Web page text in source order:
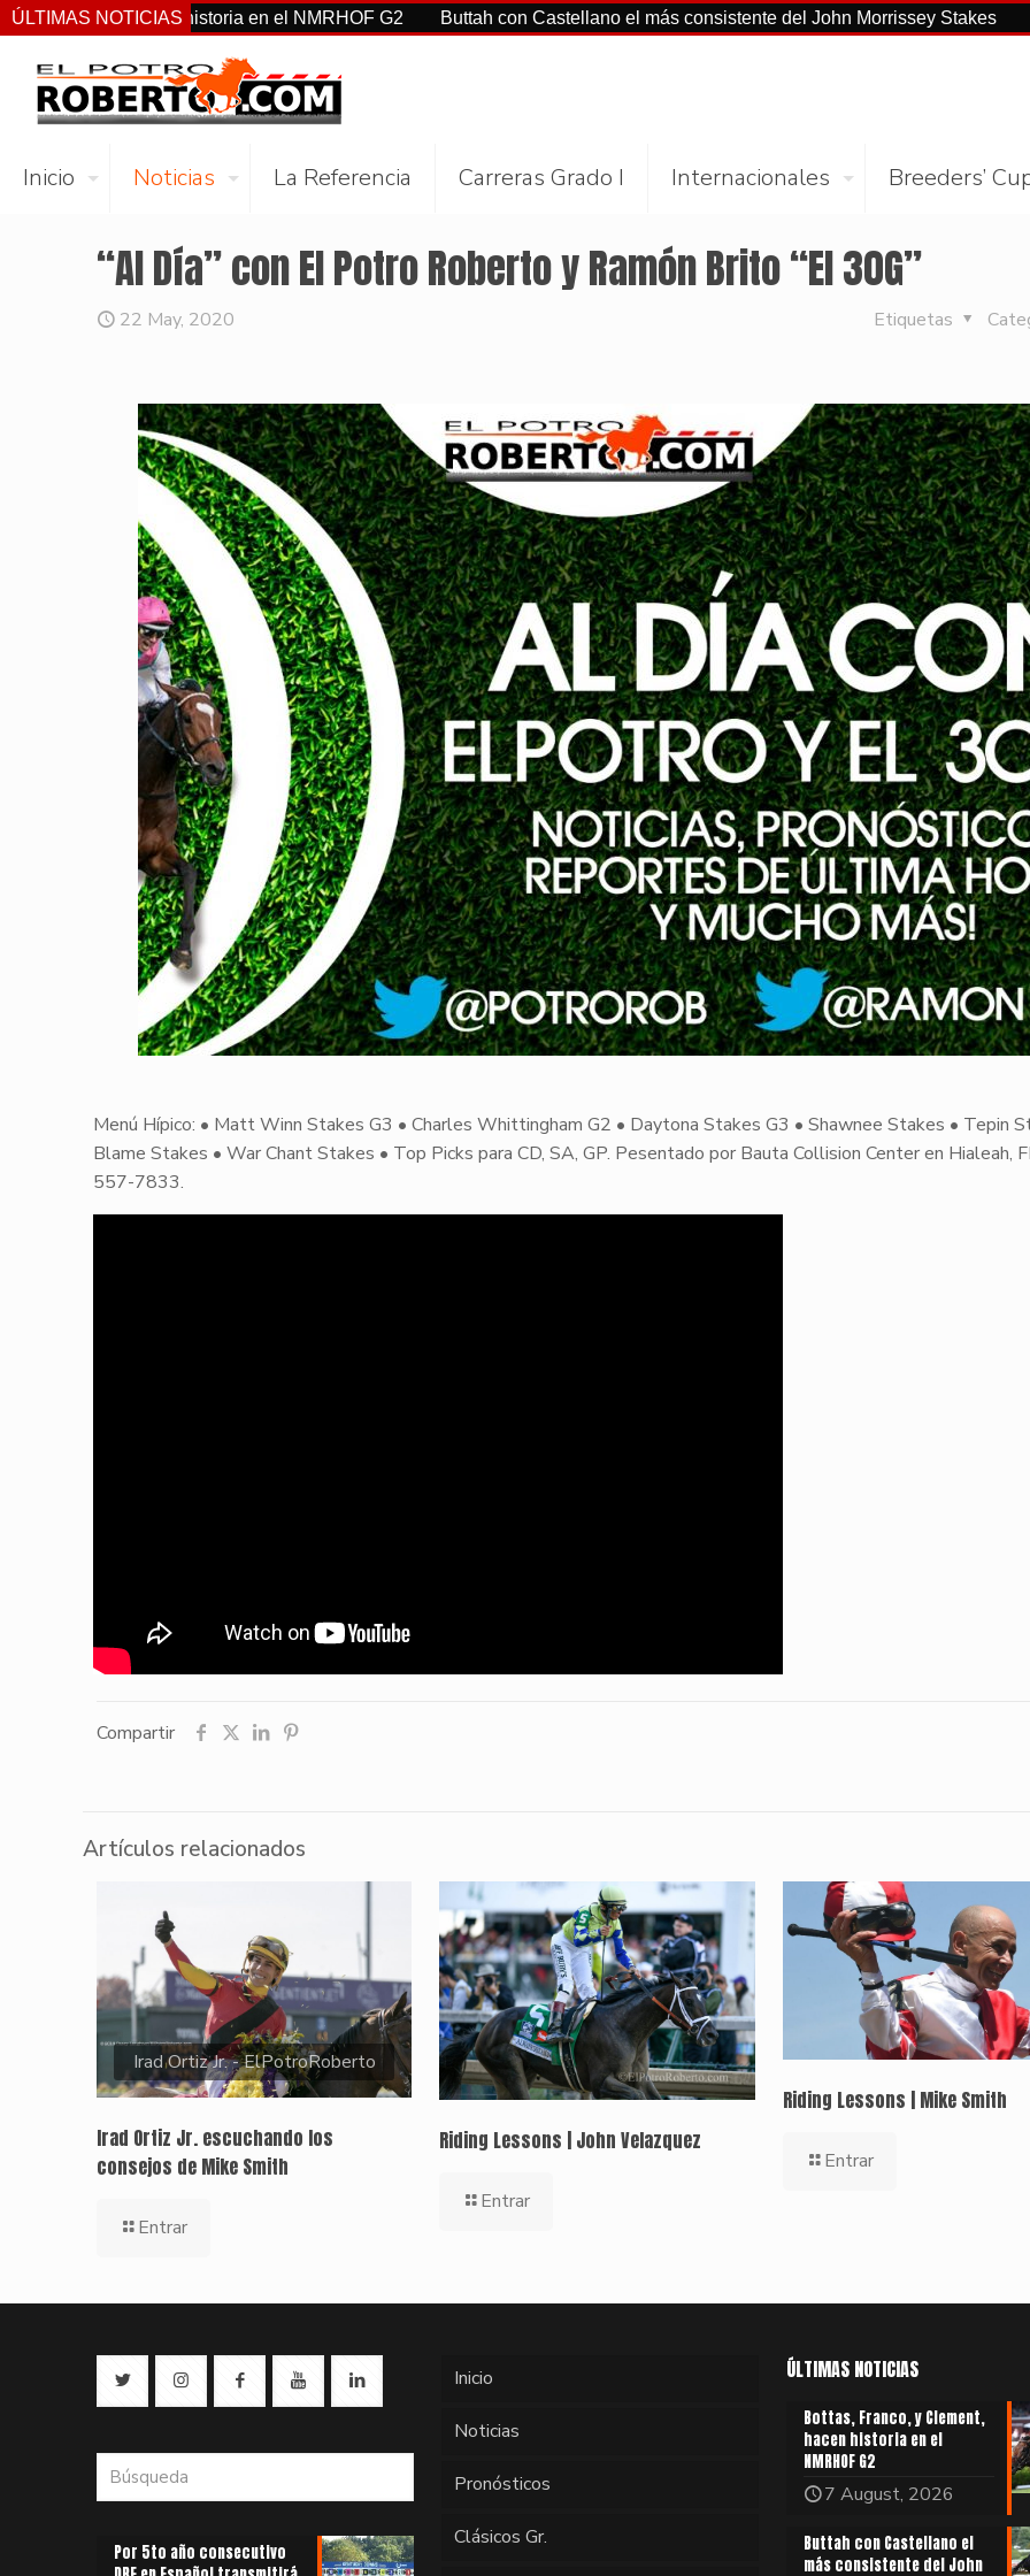
ÚLTIMAS NOTICIAS
hacen historia en el NMRHOF G2 Buttah con Castellano el más consistente del John Morrissey Stakes El
Inicio Noticias La Referencia Carreras Grado I Internacionales Breeders’
“Al Día” con El Potro Roberto y Ramón Brito “El 30G”
22 May, 2020 Etiquetas
Menú Hípico: • Matt Winn Stakes G3 • Charles Whittingham G2 • Daytona Stakes G3 • Shawnee Stakes • Tepin
Blame Stakes • War Chant Stakes • Top Picks para CD, SA, GP. Pesentado por Bauta Collision Center en Hialeah,
557-7833.
Compartir
Artículos relacionados
Irad Ortiz Jr. - ElPotroRoberto
Irad Ortiz Jr. escuchando los
consejos de Mike Smith
Entrar
Riding Lessons | John Velazquez
Entrar
Riding Lessons | Mike Smith
Entrar
Por 5to año consecutivo
Inicio
Noticias
Pronósticos
Clásicos Gr.
ÚLTIMAS NOTICIAS
Bottas, Franco, y Clement,
hacen historia en el
NMRHOF G2
7 August, 2026
Buttah con Castellano el
más consistente del John